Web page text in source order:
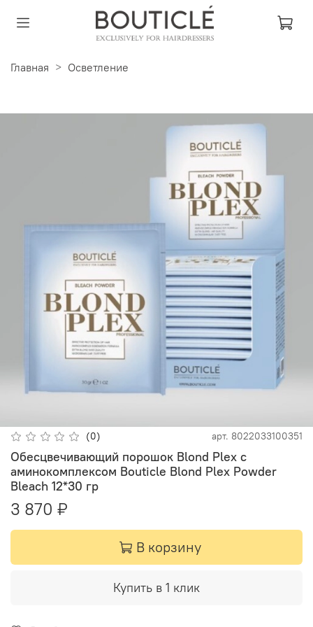
Главная Осветление
(0) арт. 8022033100351
Обесцвечивающий порошок Blond Plex с
аминокомплексом Bouticle Blond Plex Powder
Bleach 12*30 гр
3 870 ₽
В корзину
Купить в 1 клик